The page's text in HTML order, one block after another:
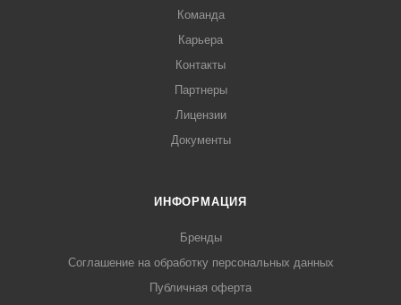
Команда
Карьера
Контакты
Партнеры
Лицензии
Документы
ИНФОРМАЦИЯ
Бренды
Соглашение на обработку персональных данных
Публичная оферта